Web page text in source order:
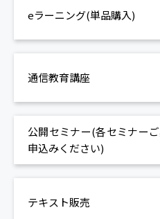
eラーニング(単品購入)
通信教育講座
公開セミナー(各セミナー
申込みください)
テキスト販売